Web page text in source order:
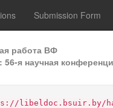
Submission Form
работа ВФ
я научная
libeldoc.bsuir.by/